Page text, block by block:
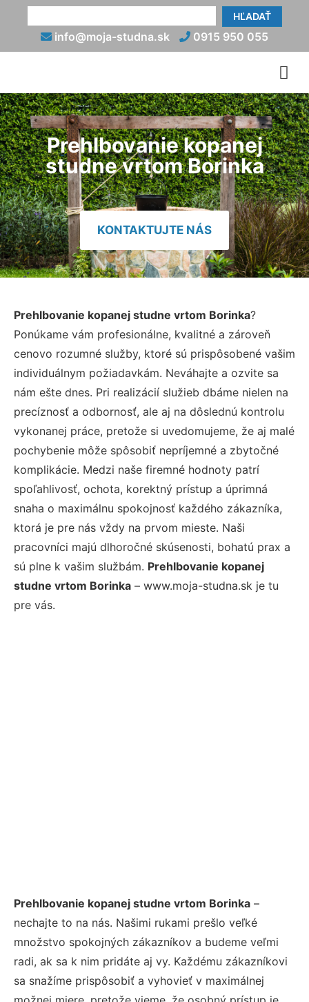
HĽADAŤ
info@moja-studna.sk 0915 950 055
Prehlbovanie kopanej
studne vrtom Borinka
KONTAKTUJTE NÁS
Prehlbovanie kopanej studne vrtom Borinka?
Ponúkame vám profesionálne, kvalitné a zároveň
cenovo rozumné služby, ktoré sú prispôsobené vašim
individuálnym požiadavkám. Neváhajte a ozvite sa
nám ešte dnes. Pri realizácií služieb dbáme nielen na
precíznosť a odbornosť, ale aj na dôslednú kontrolu
vykonanej práce, pretože si uvedomujeme, že aj malé
pochybenie môže spôsobiť nepríjemné a zbytočné
komplikácie. Medzi naše firemné hodnoty patrí
spoľahlivosť, ochota, korektný prístup a úprimná
snaha o maximálnu spokojnosť každého zákazníka,
ktorá je pre nás vždy na prvom mieste. Naši
pracovníci majú dlhoročné skúsenosti, bohatú prax a
sú plne k vašim službám. Prehlbovanie kopanej
studne vrtom Borinka – www.moja-studna.sk je tu
pre vás.
Prehlbovanie kopanej studne vrtom Borinka –
nechajte to na nás. Našimi rukami prešlo veľké
množstvo spokojných zákazníkov a budeme veľmi
radi, ak sa k nim pridáte aj vy. Každému zákazníkovi
sa snažíme prispôsobiť a vyhovieť v maximálnej